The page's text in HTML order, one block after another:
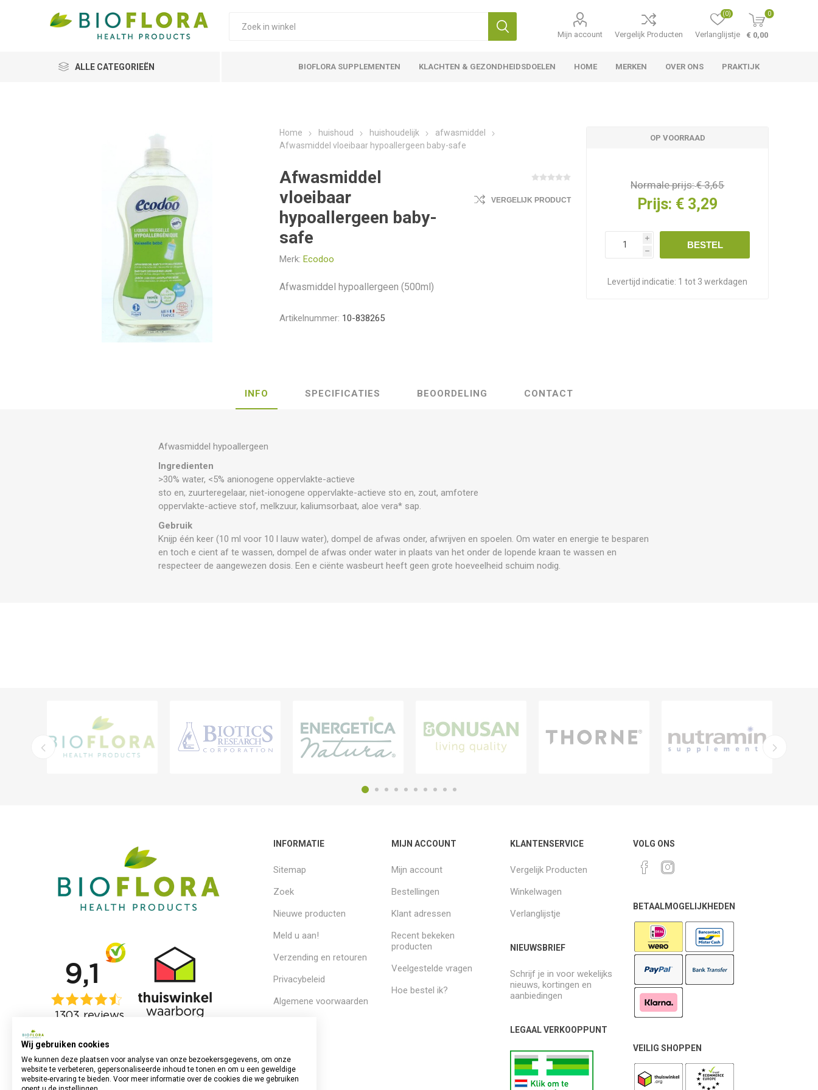
Mijn account Vergelijk Producten Verlanglijstje
(0) 0
€ 0,00
ALLE CATEGORIEËN BIOFLORA SUPPLEMENTEN KLACHTEN & GEZONDHEIDSDOELEN HOME MERKEN OVER ONS PRAKTIJK
Home huishoud huishoudelijk
afwasmiddel
Afwasmiddel vloeibaar hypoallergeen baby-safe
Afwasmiddel
vloeibaar
hypoallergeen baby-
safe
Merk: Ecodoo
VERGELIJK PRODUCT
Afwasmiddel hypoallergeen (500ml)
Artikelnummer: 10-838265
OP VOORRAAD
Normale prijs:€ 3,65
Prijs: € 3,29
i
h
BESTEL
Levertijd indicatie: 1 tot 3 werkdagen
INFO SPECIFICATIES BEOORDELING CONTACT
Afwasmiddel hypoallergeen
Ingredienten
>30% water, <5% anionogene oppervlakte-actieve
sto en, zuurteregelaar, niet-ionogene oppervlakte-actieve sto en, zout, amfotere
oppervlakte-actieve stof, melkzuur, kaliumsorbaat, aloe vera* sap.
Gebruik
Knijp één keer (10 ml voor 10 l lauw water), dompel de afwas onder, afwrijven en spoelen. Om water en energie te besparen
en toch e cient af te wassen, dompel de afwas onder water in plaats van het onder de lopende kraan te wassen en
respecteer de aangewezen dosis. Een e ciënte wasbeurt heeft geen grote hoeveelheid schuim nodig.
INFORMATIE
Sitemap
Zoek
Nieuwe producten
Meld u aan!
Verzending en retouren
Privacybeleid
Algemene voorwaarden
MIJN ACCOUNT
Mijn account
Bestellingen
Klant adressen
Recent bekeken
producten
Veelgestelde vragen
Hoe bestel ik?
KLANTENSERVICE
Vergelijk Producten
Winkelwagen
Verlanglijstje
NIEUWSBRIEF
Schrijf je in voor wekelijks
nieuws, kortingen en
aanbiedingen
LEGAAL VERKOOPPUNT
VOLG ONS
BETAALMOGELIJKHEDEN
VEILIG SHOPPEN
Wij gebruiken cookies
We kunnen deze plaatsen voor analyse van onze bezoekersgegevens, om onze
website te verbeteren, gepersonaliseerde inhoud te tonen en om u een geweldige
website-ervaring te bieden. Voor meer informatie over de cookies die we gebruiken